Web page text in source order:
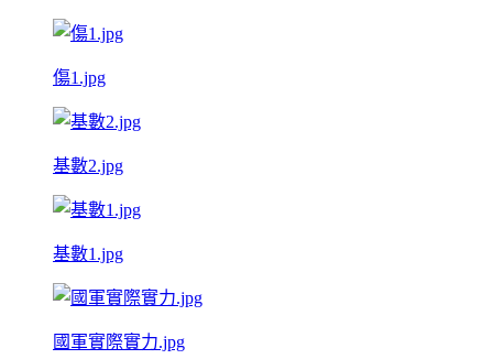
傷1.jpg
基數2.jpg
基數1.jpg
國軍實際實力.jpg